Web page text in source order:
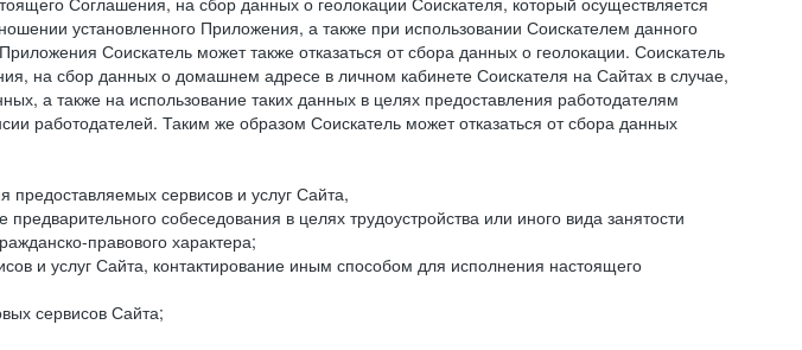
установленного Приложения, а также при использовании Соискателем данного
Соискатель может также отказаться от сбора данных о геолокации. Соискатель
на сбор данных о домашнем адресе в личном кабинете Соискателя на Сайтах в случае,
а также на использование таких данных в целях предоставления работодателям
работодателей. Таким же образом Соискатель может отказаться от сбора данных
сервисов и услуг Сайта,
собеседования в целях трудоустройства или иного вида занятости
правового характера;
и услуг Сайта, контактирование иным способом для исполнения настоящего
сервисов Сайта;